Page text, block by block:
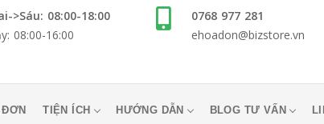
>Sáu: 08:00-18:00
08:00-16:00
0768 977 281
ehoadon@bizstore.vn
TIỆN ÍCH HƯỚNG DẪN BLOG TƯ VẤN